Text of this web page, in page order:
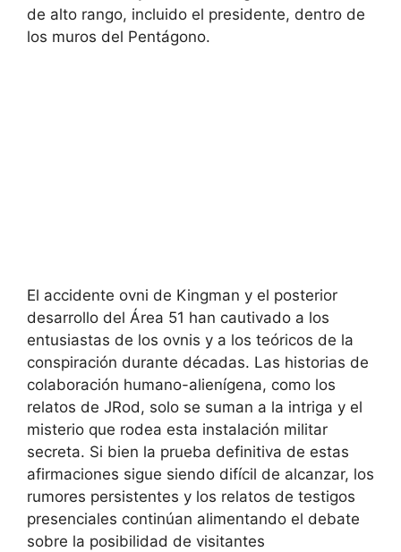
de alto rango, incluido el presidente, dentro de
los muros del Pentágono.
El accidente ovni de Kingman y el posterior
desarrollo del Área 51 han cautivado a los
entusiastas de los ovnis y a los teóricos de la
conspiración durante décadas. Las historias de
colaboración humano-alienígena, como los
relatos de JRod, solo se suman a la intriga y el
misterio que rodea esta instalación militar
secreta. Si bien la prueba definitiva de estas
afirmaciones sigue siendo difícil de alcanzar, los
rumores persistentes y los relatos de testigos
presenciales continúan alimentando el debate
sobre la posibilidad de visitantes